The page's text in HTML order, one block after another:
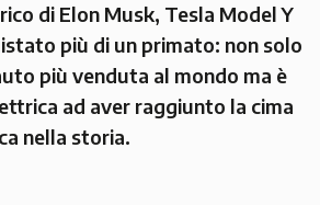
di Elon Musk, Tesla Model Y
più di un primato: non solo
più venduta al mondo ma è
ad aver raggiunto la cima
nella storia.